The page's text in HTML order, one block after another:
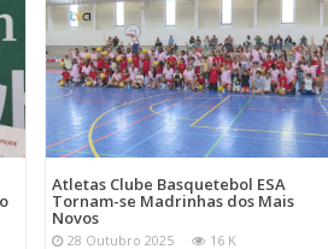
Atletas Clube Basquetebol ESA
Tornam-se Madrinhas dos Mais
Novos
28 Outubro 2025 16 K